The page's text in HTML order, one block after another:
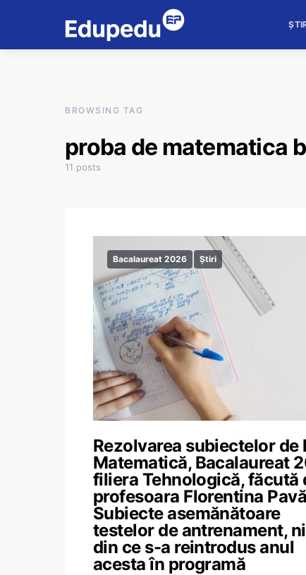
BROWSING TAG
proba de matematica
11 posts
Bacalaureat 2026 Știri
Rezolvarea subiectelor de
Matematică, Bacalaureat
filiera Tehnologică, făcută
profesoara Florentina
Subiecte asemănătoare
testelor de antrenament,
din ce s-a reintrodus anul
acesta în programă